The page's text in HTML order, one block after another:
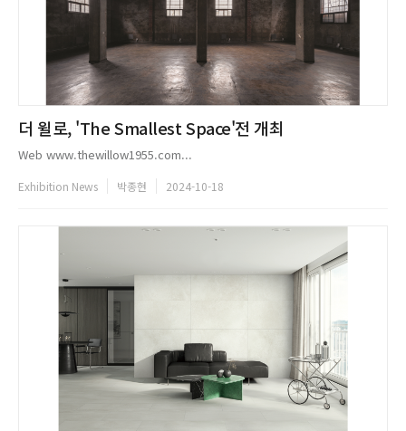
더 윌로, 'The Smallest Space'전 개최
Web www.thewillow1955.com...
Exhibition News 박종현 2024-10-18